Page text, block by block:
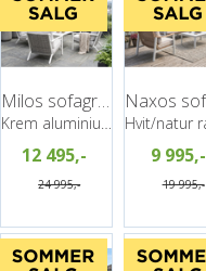
Milos sofagruppe, 2+1+1 + bord
Krem aluminiumramme/grå tauflett
12 495,-
24 995,-
9 995,-
19 995,-